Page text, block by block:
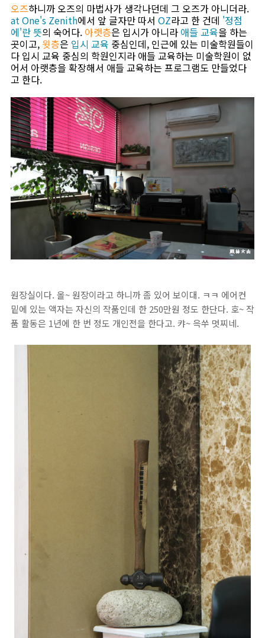
오즈하니까 오즈의 마법사가 생각나던데 그 오즈가 아니더라.
at One's Zenith에서 앞 글자만 따서 OZ라고 한 건데 '정점
에'란 뜻의 숙어다. 아랫층은 입시가 아니라 애들 교육을 하는
곳이고, 윗층은 입시 교육 중심인데, 인근에 있는 미술학원들이
다 입시 교육 중심의 학원인지라 애들 교육하는 미술학원이 없
어서 아랫층을 확장해서 애들 교육하는 프로그램도 만들었다
고 한다.
원장실이다. 올~ 원장이라고 하니까 좀 있어 보이대. ㅋㅋ 에어컨
밑에 있는 액자는 자신의 작품인데 한 250만원 정도 한단다. 호~ 작
품 활동은 1년에 한 번 정도 개인전을 한다고. 캬~ 윽쑤 멋찌네.